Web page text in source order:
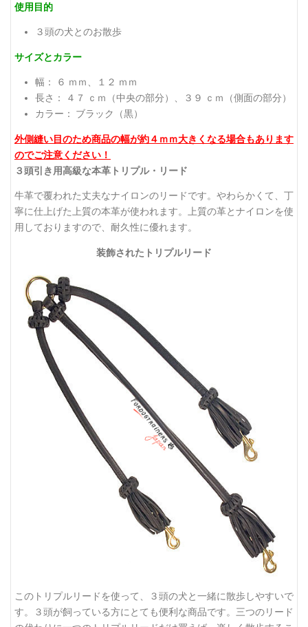
使用目的
３頭の犬とのお散歩
サイズとカラー
幅： ６ ｍｍ、１２ ｍｍ
長さ： ４７ ｃｍ（中央の部分）、３９ ｃｍ（側面の部分）
カラー： ブラック（黒）
外側縫い目のため商品の幅が約４ｍｍ大きくなる場合もあります
のでご注意ください！
３頭引き用高級な本革トリプル・リード
牛革で覆われた丈夫なナイロンのリードです。やわらかくて、丁
寧に仕上げた上質の本革が使われます。上質の革とナイロンを使
用しておりますので、耐久性に優れます。
装飾されたトリプルリード
このトリプルリードを使って、３頭の犬と一緒に散歩しやすいで
す。３頭が飼っている方にとても便利な商品です。三つのリード